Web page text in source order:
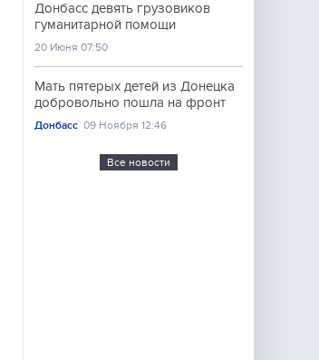
Донбасс девять грузовиков
гуманитарной помощи
20 Июня 07:50
Мать пятерых детей из Донецка
добровольно пошла на фронт
Донбасс 09 Ноября 12:46
Все новости